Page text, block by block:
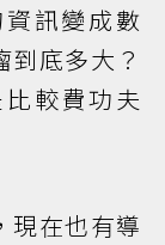
訊變成數
底多大？
較費功夫
現在也有導